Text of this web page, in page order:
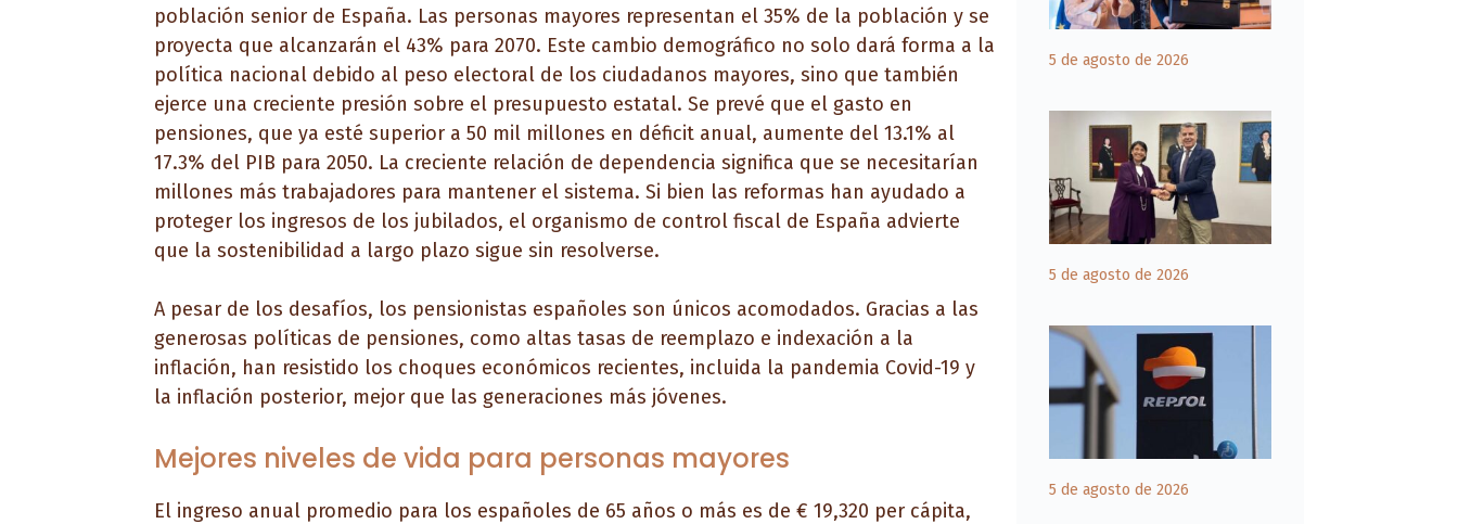
población senior de España. Las personas mayores representan el 35% de la población y se
proyecta que alcanzarán el 43% para 2070. Este cambio demográfico no solo dará forma a la
política nacional debido al peso electoral de los ciudadanos mayores, sino que también
ejerce una creciente presión sobre el presupuesto estatal. Se prevé que el gasto en
pensiones, que ya esté superior a 50 mil millones en déficit anual, aumente del 13.1% al
17.3% del PIB para 2050. La creciente relación de dependencia significa que se necesitarían
millones más trabajadores para mantener el sistema. Si bien las reformas han ayudado a
proteger los ingresos de los jubilados, el organismo de control fiscal de España advierte
que la sostenibilidad a largo plazo sigue sin resolverse.
A pesar de los desafíos, los pensionistas españoles son únicos acomodados. Gracias a las
generosas políticas de pensiones, como altas tasas de reemplazo e indexación a la
inflación, han resistido los choques económicos recientes, incluida la pandemia Covid-19 y
la inflación posterior, mejor que las generaciones más jóvenes.
Mejores niveles de vida para personas mayores
El ingreso anual promedio para los españoles de 65 años o más es de € 19,320 per cápita,
5 de agosto de 2026
5 de agosto de 2026
5 de agosto de 2026